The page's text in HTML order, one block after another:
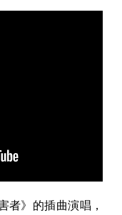
者》的插曲演唱，